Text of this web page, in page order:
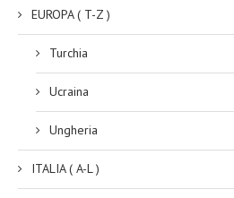
EUROPA ( T-Z )
Turchia
Ucraina
Ungheria
ITALIA ( A-L )